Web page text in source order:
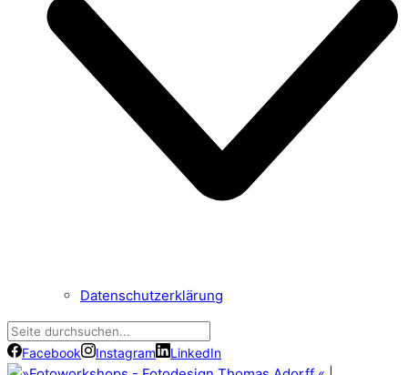
Datenschutzerklärung
Facebook Instagram LinkedIn